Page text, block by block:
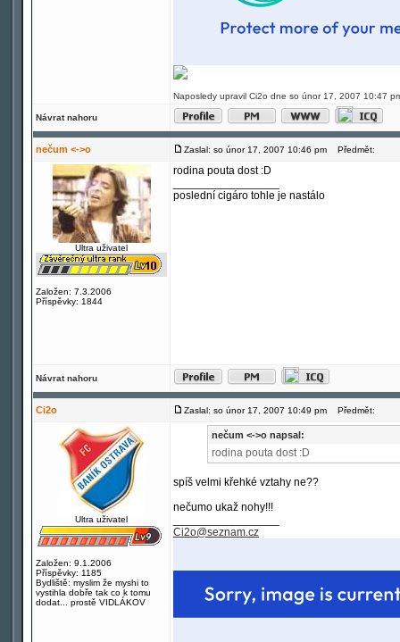
Naposledy upravil Ci2o dne so únor 17, 2007 10:47
Návrat nahoru
nečum <->o Zaslal: so únor 17, 2007 10:46 pm Předmět:
Ultra uživatel
Založen: 7.3.2006
Příspěvky: 1844
rodina pouta dost :D
poslední cigáro tohle je nastálo
Návrat nahoru
Ci2o Zaslal: so únor 17, 2007 10:49 pm Předmět:
Ultra uživatel
Založen: 9.1.2006
Příspěvky: 1185
Bydliště: myslim že myshi to
vystihla dobře tak co k tomu
dodat... prostě VIDLÁKOV
nečum <->o napsal:
rodina pouta dost :D
spíš velmi křehké vztahy ne??
nečumo ukaž nohy!!!
Ci2o@seznam.cz